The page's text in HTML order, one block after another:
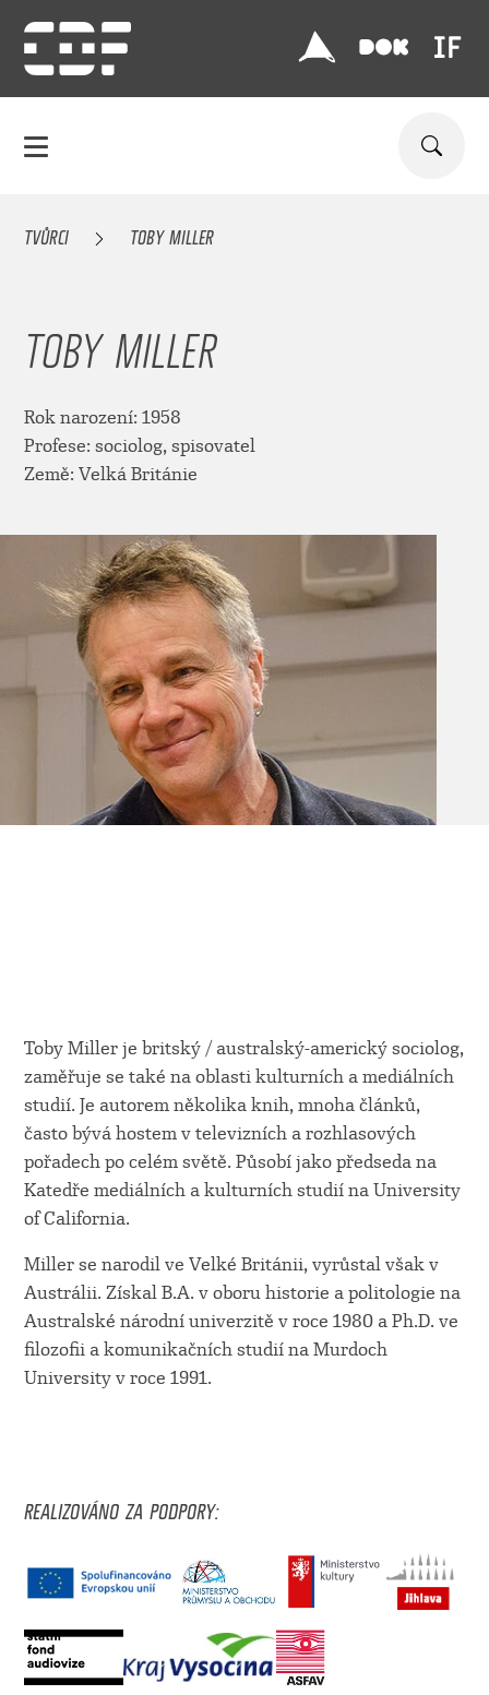
TVŮRCI TOBY MILLER
TOBY MILLER
Rok narození: 1958
Profese: sociolog, spisovatel
Země: Velká Británie
Toby Miller je britský / australský-americký sociolog,
zaměřuje se také na oblasti kulturních a mediálních
studií. Je autorem několika knih, mnoha článků,
často bývá hostem v televizních a rozhlasových
pořadech po celém světě. Působí jako předseda na
Katedře mediálních a kulturních studií na University
of California.
Miller se narodil ve Velké Británii, vyrůstal však v
Austrálii. Získal B.A. v oboru historie a politologie na
Australské národní univerzitě v roce 1980 a Ph.D. ve
filozofii a komunikačních studií na Murdoch
University v roce 1991.
REALIZOVÁNO ZA PODPORY: